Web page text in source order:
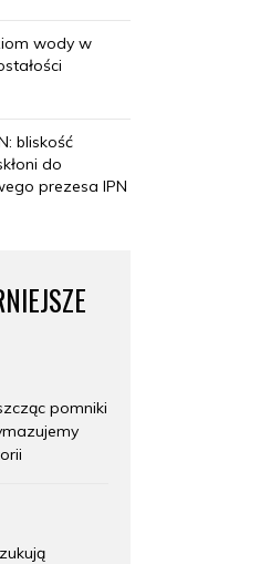
wody w
bliskość
do
prezesa IPN
pomniki